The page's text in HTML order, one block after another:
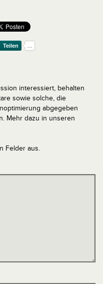
interessiert, behalten
sowie solche, die
abgegeben
Mehr dazu in unseren
Felder aus.